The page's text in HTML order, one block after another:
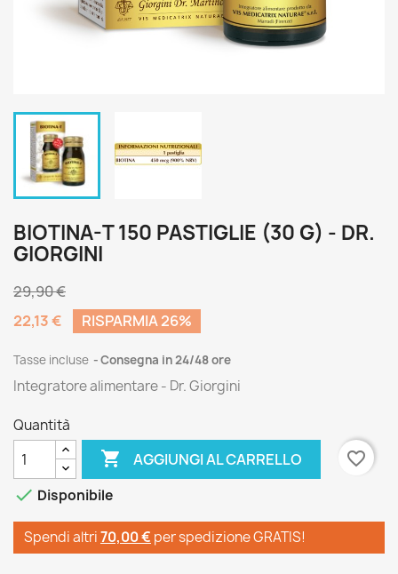
BIOTINA-T 150 PASTIGLIE (30 G) - DR.
GIORGINI
29,90 €
22,13 €
RISPARMIA 26%
Tasse incluse Consegna in 24/48 ore
Integratore alimentare - Dr. Giorgini
Quantità
 AGGIUNGI AL CARRELLO
favorite_border
 Disponibile
Spendi altri70,00 € per spedizione GRATIS!